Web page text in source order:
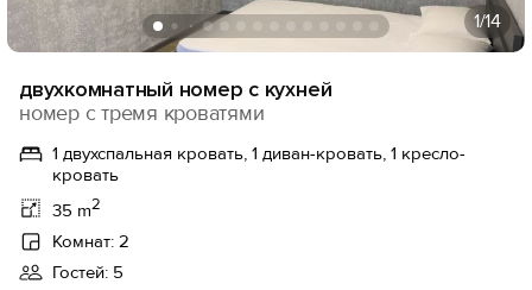
1/14
двухкомнатный номер с кухней
номер с тремя кроватями
1 двухспальная кровать, 1 диван-кровать, 1 кресло-
кровать
35 m2
Комнат: 2
Гостей: 5